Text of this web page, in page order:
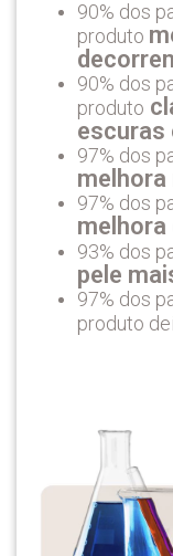
90% dos
produto
90% dos
produto
escuras
97% dos
melhora
97% dos
melhora
93% dos
pele
97% dos
produto